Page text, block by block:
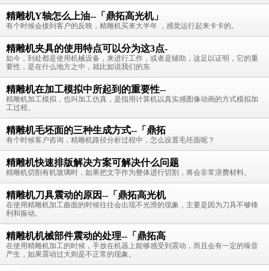
精雕机Y轴怎么上油--「鼎拓高光机」
有个时候会接到客户的反映，精雕机买来大半年 ，感觉运行起来卡卡的。
精雕机夹具的使用特点可以分为这3点-
如今，到处都是使用机械设备，来进行工作，或者是辅助，这足以证明，它的重
要性，是在什么地方之中，就比如说我们的东
精雕机在加工模拟中所起到的重要性--
精雕机加工模拟，也叫加工仿真，是指用计算机以真实感图像动画的方式模拟加
工过程。
精雕机毛坯面的三种生成方式--「鼎拓
有个时候客户咨询，精雕机路径分析过程中，怎么设置毛坯面呢？
精雕机快速排版解决方案可解决什么问题
精雕机切割有机玻璃时，如果把文字作为整体进行切割，将会非常浪费材料。
精雕机刀具震动的原因--「鼎拓高光机
在使用精雕机加工曲面的时候往往会出现不光滑的现象，主要是因为刀具不够锋
利和振动。
精雕机机械部件震动的处理--「鼎拓高
在使用精雕机加工的时候，手放在机器上能够感受到震动，而且会有一定的噪音
产生，如果震动过大则是不正常的现象。